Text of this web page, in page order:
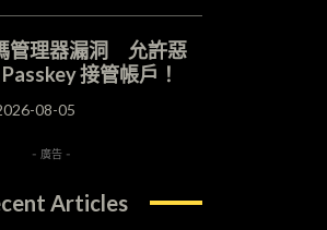
管理器漏洞 允許惡
接管帳戶！
08-05
- 廣告 -
Articles